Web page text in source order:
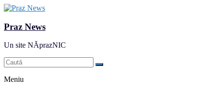
Praz News
Un site NĂprazNIC
Meniu